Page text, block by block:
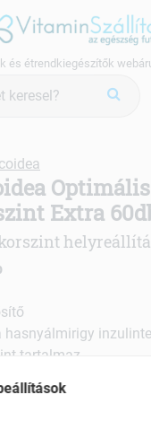
és étrendkiegészítők
Optimális
Extra
hasnyálmirigy
tartalmaz